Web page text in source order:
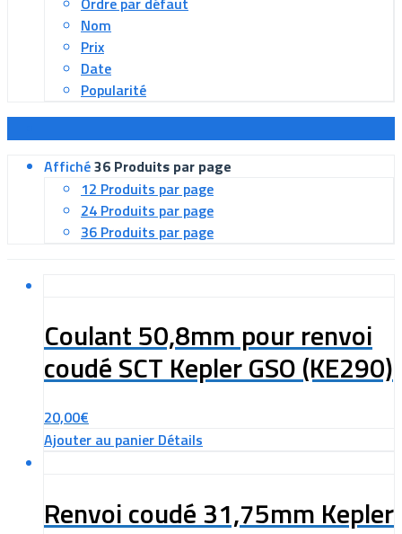
Nom
Prix
Date
Popularité
Affiché36 Produits par page
12 Produits par page
24 Produits par page
36 Produits par page
Coulant 50,8mm pour renvoi
coudé SCT Kepler GSO (KE290)
20,00€
Ajouter au panier Détails
Renvoi coudé 31,75mm Kepler